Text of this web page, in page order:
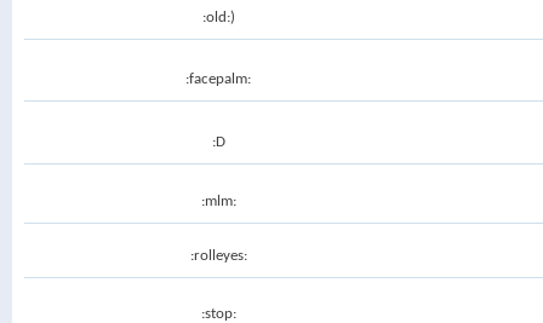
:old:)
:facepalm:
:D
:mlm:
:rolleyes:
:stop: